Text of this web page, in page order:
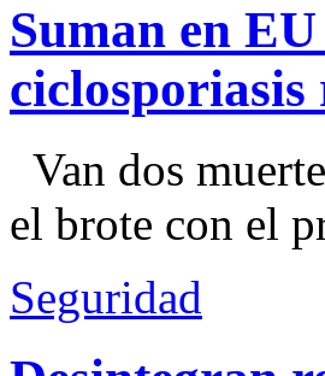
Suman en
ciclosporiasis
Van dos
el brote con el
Seguridad